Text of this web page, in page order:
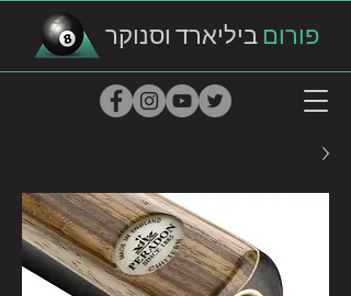
פורום ביליארד וסנוקר